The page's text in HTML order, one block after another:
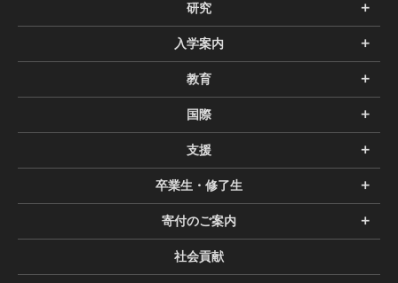
研究
入学案内
教育
国際
支援
卒業生・修了生
寄付のご案内
社会貢献